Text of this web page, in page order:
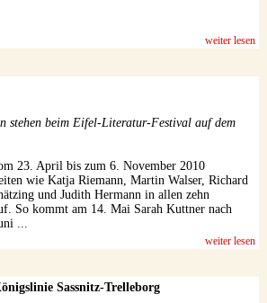
weiter lesen
stehen beim Eifel-Literatur-Festival auf dem
23. April bis zum 6. November 2010
wie Katja Riemann, Martin Walser, Richard
und Judith Hermann in allen zehn
So kommt am 14. Mai Sarah Kuttner nach
...
weiter lesen
Sassnitz-Trelleborg